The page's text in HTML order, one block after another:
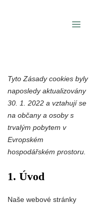
Menu
Tyto Zásady cookies byly
naposledy aktualizovány
30. 1. 2022 a vztahují se
na občany a osoby s
trvalým pobytem v
Evropském
hospodářském prostoru.
1. Úvod
Naše webové stránky
to